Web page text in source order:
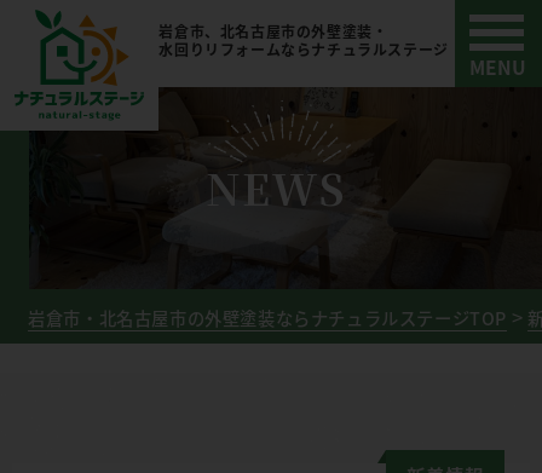
岩倉市、北名古屋市の外壁塗装・
水回りリフォームならナチュラルステージ
NEWS
岩倉市・北名古屋市の外壁塗装ならナチュラルステージTOP